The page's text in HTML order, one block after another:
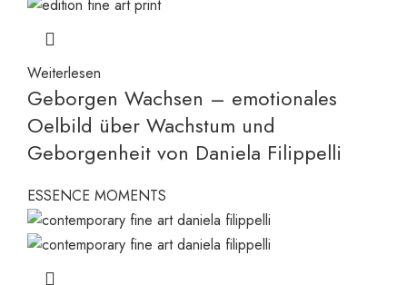
Weiterlesen
Geborgen Wachsen – emotionales
Oelbild über Wachstum und
Geborgenheit von Daniela Filippelli
ESSENCE MOMENTS